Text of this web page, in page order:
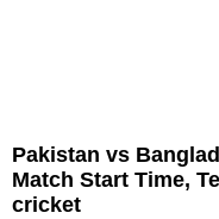
Pakistan vs
Match Start Time,
cricket